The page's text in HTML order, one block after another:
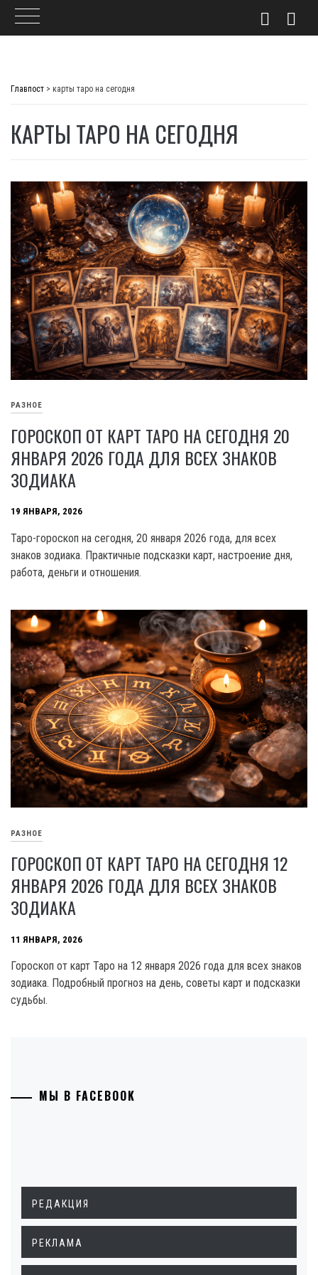
Главпост > карты таро на сегодня
КАРТЫ ТАРО НА СЕГОДНЯ
РАЗНОЕ
ГОРОСКОП ОТ КАРТ ТАРО НА СЕГОДНЯ 20
ЯНВАРЯ 2026 ГОДА ДЛЯ ВСЕХ ЗНАКОВ
ЗОДИАКА
19 ЯНВАРЯ, 2026
Таро-гороскоп на сегодня, 20 января 2026 года, для всех
знаков зодиака. Практичные подсказки карт, настроение дня,
работа, деньги и отношения.
РАЗНОЕ
ГОРОСКОП ОТ КАРТ ТАРО НА СЕГОДНЯ 12
ЯНВАРЯ 2026 ГОДА ДЛЯ ВСЕХ ЗНАКОВ
ЗОДИАКА
11 ЯНВАРЯ, 2026
Гороскоп от карт Таро на 12 января 2026 года для всех знаков
зодиака. Подробный прогноз на день, советы карт и подсказки
судьбы.
МЫ В FACEBOOK
РЕДАКЦИЯ
РЕКЛАМА